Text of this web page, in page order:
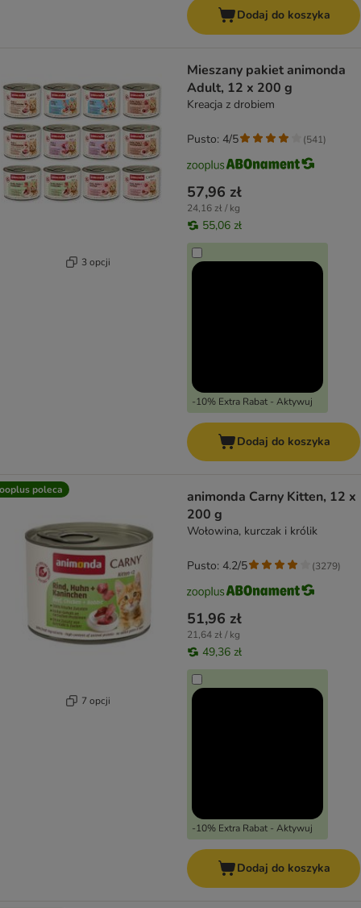
Dodaj do koszyka
3 opcji
Mieszany pakiet animonda
Adult, 12 x 200 g
Kreacja z drobiem
57,96 zł
24,16 zł / kg
55,06 zł
-10% Extra Rabat - Aktywuj
Pusto: 4/5 (541)
Dodaj do koszyka
poleca
7 opcji
animonda Carny Kitten, 12 x
200 g
Wołowina, kurczak i królik
51,96 zł
21,64 zł / kg
49,36 zł
-10% Extra Rabat - Aktywuj
Pusto: 4.2/5 (3279)
Dodaj do koszyka